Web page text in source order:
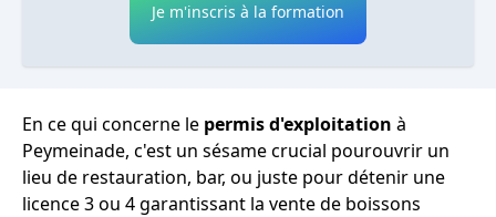
Je m'inscris à la formation
En ce qui concerne le permis d'exploitation à
Peymeinade, c'est un sésame crucial pourouvrir un
lieu de restauration, bar, ou juste pour détenir une
licence 3 ou 4 garantissant la vente de boissons